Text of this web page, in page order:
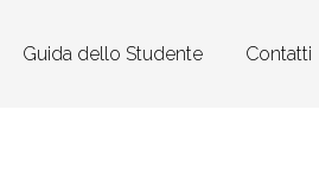
Guida dello Studente Contatti